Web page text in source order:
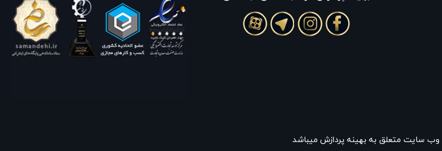
سایت متعلق به بهینه پردازش میباشد